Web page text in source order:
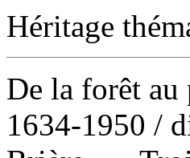
Héritage
De la forêt
1634-1950 /